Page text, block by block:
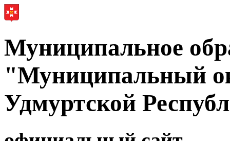
Муниципальное
"Муниципальный
Удмуртской